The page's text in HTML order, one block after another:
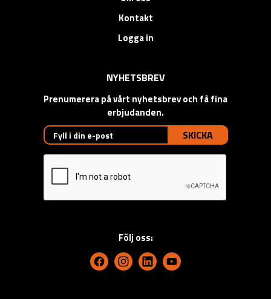
Kontakt
Logga in
NYHETSBREV
Prenumerera på vårt nyhetsbrev och få fina
erbjudanden.
SKICKA
Följ oss: